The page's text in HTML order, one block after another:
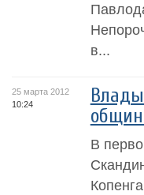
в...
25 марта 2012
10:24
В